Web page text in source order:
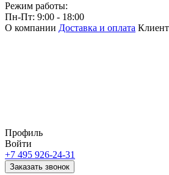
Режим работы:
Пн-Пт: 9:00 - 18:00
О компании Доставка и оплата
Профиль
Войти
+7 495 926-24-31
Заказать звонок